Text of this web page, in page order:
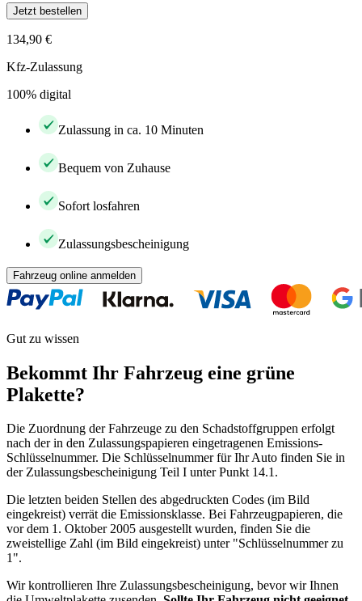
Jetzt bestellen
134,90 €
Kfz-Zulassung
100% digital
Zulassung in ca. 10 Minuten
Bequem von Zuhause
Sofort losfahren
Zulassungsbescheinigung
Fahrzeug online anmelden
Gut zu wissen
Bekommt Ihr Fahrzeug eine grüne
Plakette?
Die Zuordnung der Fahrzeuge zu den Schadstoffgruppen erfolgt
nach der in den Zulassungspapieren eingetragenen Emissions-
Schlüsselnummer. Die Schlüsselnummer für Ihr Auto finden Sie in
der Zulassungsbescheinigung Teil I unter Punkt 14.1.
Die letzten beiden Stellen des abgedruckten Codes (im Bild
eingekreist) verrät die Emissionsklasse. Bei Fahrzeugpapieren, die
vor dem 1. Oktober 2005 ausgestellt wurden, finden Sie die
zweistellige Zahl (im Bild eingekreist) unter "Schlüsselnummer zu
1".
Wir kontrollieren Ihre Zulassungsbescheinigung, bevor wir Ihnen